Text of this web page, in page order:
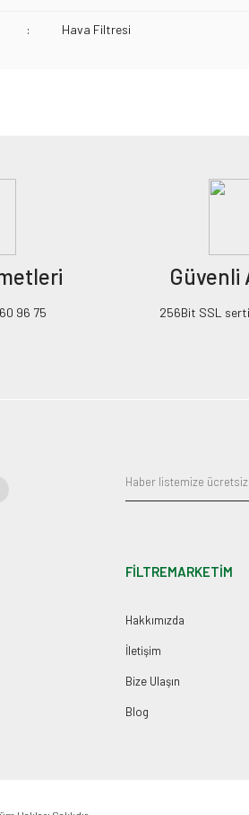
: Hava Filtresi
96 75
Güvenli
256Bit SSL
FİLTREMARKETİM
Hakkımızda
İletişim
Bize Ulaşın
Blog